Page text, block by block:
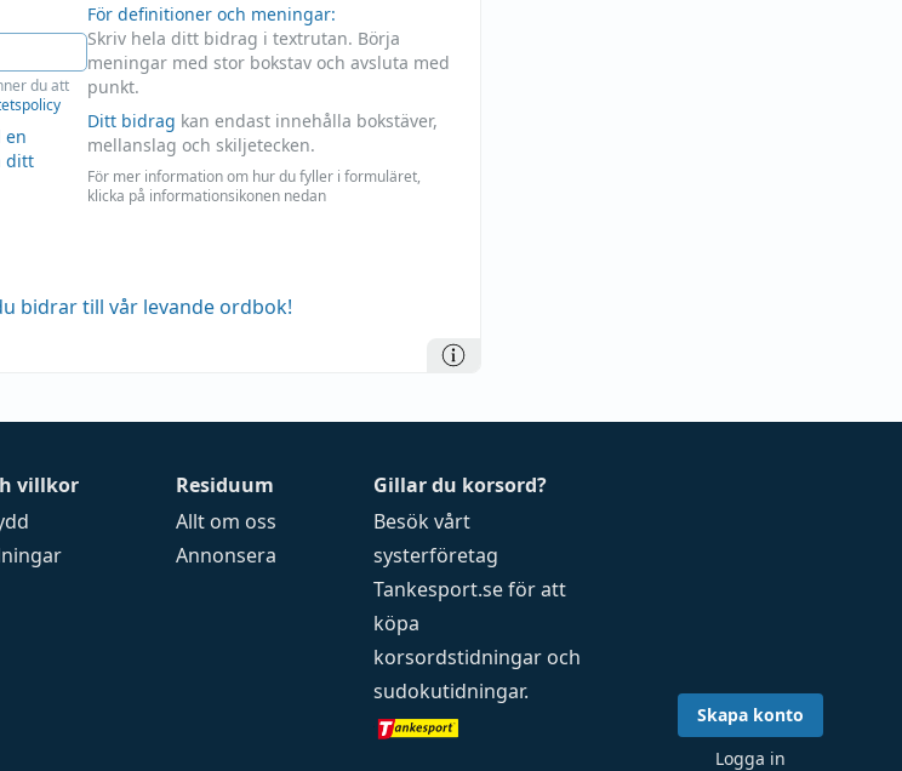
du att
en
ditt
För definitioner och meningar:
Skriv hela ditt bidrag i textrutan. Börja
meningar med stor bokstav och avsluta med
punkt.
Ditt bidrag kan endast innehålla bokstäver,
mellanslag och skiljetecken.
För mer information om hur du fyller i formuläret,
klicka på informationsikonen nedan
bidrar till vår levande ordbok!
villkor
Residuum
Allt om oss
Annonsera
Gillar du korsord?
Besök vårt
systerföretag
Tankesport.seför att
köpa
korsordstidningar och
sudokutidningar.
Skapa konto
Logga in